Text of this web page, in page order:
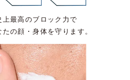
上最高のブロック力で
の顔・身体を守ります。